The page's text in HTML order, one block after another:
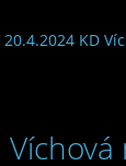
20.4.2024 KD